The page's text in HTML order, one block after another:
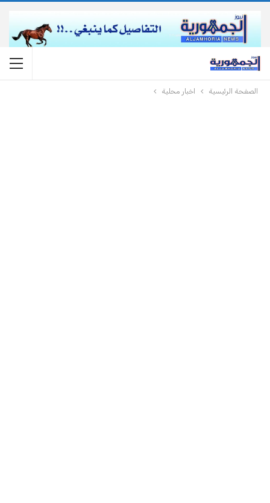
الصفحة الرئيسية اخبار محلية